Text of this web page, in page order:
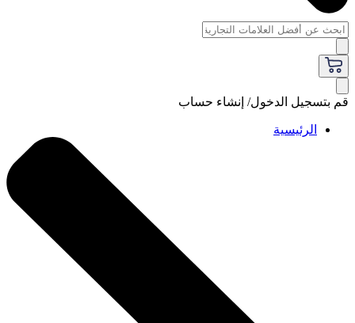
قم بتسجيل الدخول/ إنشاء حساب
الرئيسية